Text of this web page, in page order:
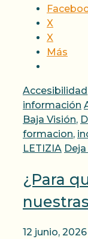
X
X
Más
Categorías
Accesibilidad
información
Baja Visión,
formacion,
LETIZIA
¿Para
12 junio, 2026